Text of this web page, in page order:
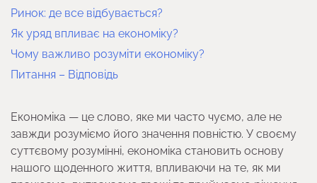
Ринок: де все відбувається?
Як уряд впливає на економіку?
Чому важливо розуміти економіку?
Питання – Відповідь
Економіка — це слово, яке ми часто чуємо, але не
завжди розуміємо його значення повністю. У своєму
суттєвому розумінні, економіка становить основу
нашого щоденного життя, впливаючи на те, як ми